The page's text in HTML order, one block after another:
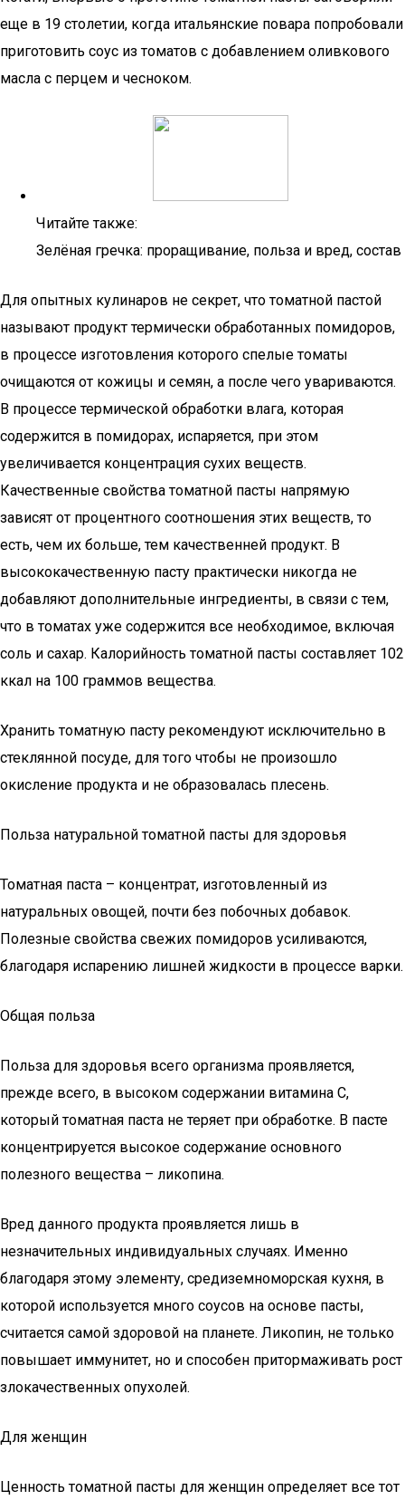
еще в 19 столетии, когда итальянские повара попробовали
приготовить соус из томатов с добавлением оливкового
масла с перцем и чесноком.
Читайте также:
Зелёная гречка: проращивание, польза и вред, состав
Для опытных кулинаров не секрет, что томатной пастой
называют продукт термически обработанных помидоров,
в процессе изготовления которого спелые томаты
очищаются от кожицы и семян, а после чего увариваются.
В процессе термической обработки влага, которая
содержится в помидорах, испаряется, при этом
увеличивается концентрация сухих веществ.
Качественные свойства томатной пасты напрямую
зависят от процентного соотношения этих веществ, то
есть, чем их больше, тем качественней продукт. В
высококачественную пасту практически никогда не
добавляют дополнительные ингредиенты, в связи с тем,
что в томатах уже содержится все необходимое, включая
соль и сахар. Калорийность томатной пасты составляет 102
ккал на 100 граммов вещества.
Хранить томатную пасту рекомендуют исключительно в
стеклянной посуде, для того чтобы не произошло
окисление продукта и не образовалась плесень.
Польза натуральной томатной пасты для здоровья
Томатная паста – концентрат, изготовленный из
натуральных овощей, почти без побочных добавок.
Полезные свойства свежих помидоров усиливаются,
благодаря испарению лишней жидкости в процессе варки.
Общая польза
Польза для здоровья всего организма проявляется,
прежде всего, в высоком содержании витамина С,
который томатная паста не теряет при обработке. В пасте
концентрируется высокое содержание основного
полезного вещества – ликопина.
Вред данного продукта проявляется лишь в
незначительных индивидуальных случаях. Именно
благодаря этому элементу, средиземноморская кухня, в
которой используется много соусов на основе пасты,
считается самой здоровой на планете. Ликопин, не только
повышает иммунитет, но и способен притормаживать рост
злокачественных опухолей.
Для женщин
Ценность томатной пасты для женщин определяет все тот